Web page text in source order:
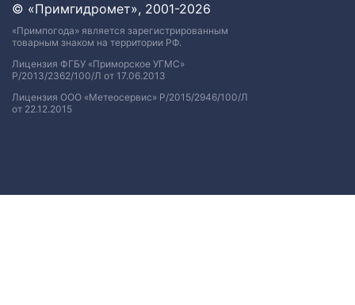
© «Примгидромет», 2001-2026
«Примпогода» является зарегистрированным
товарным знаком на территории РФ.
Лицензия ФГБУ «Приморское УГМС»
Р/2013/2362/100/Л от 17.06.2013
Лицензия ООО «Метеосервис» Р/2015/2946/100/Л
от 22.12.2015